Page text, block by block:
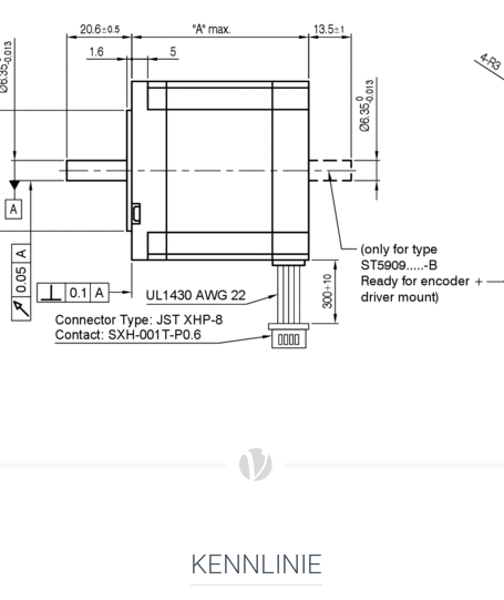
KENNLINIE